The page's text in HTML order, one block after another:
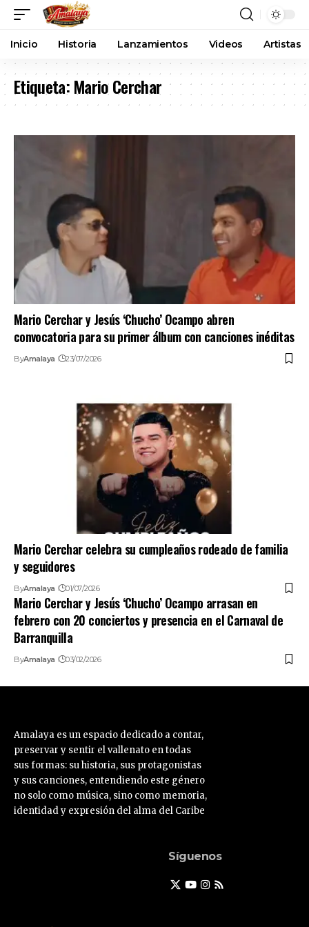
Inicio Historia Lanzamientos Videos Artistas
Etiqueta:Mario Cerchar
Mario Cerchar y Jesús ‘Chucho’ Ocampo abren
convocatoria para su primer álbum con canciones inéditas
ByAmalaya 23/07/2026
Mario Cerchar celebra su cumpleaños rodeado de familia
y seguidores
ByAmalaya 01/07/2026
Mario Cerchar y Jesús ‘Chucho’ Ocampo arrasan en
febrero con 20 conciertos y presencia en el Carnaval de
Barranquilla
ByAmalaya 03/02/2026
Amalaya es un espacio dedicado a contar,
preservar y sentir el vallenato en todas
sus formas: su historia, sus protagonistas
y sus canciones, entendiendo este género
no solo como música, sino como memoria,
identidad y expresión del alma del Caribe
Síguenos